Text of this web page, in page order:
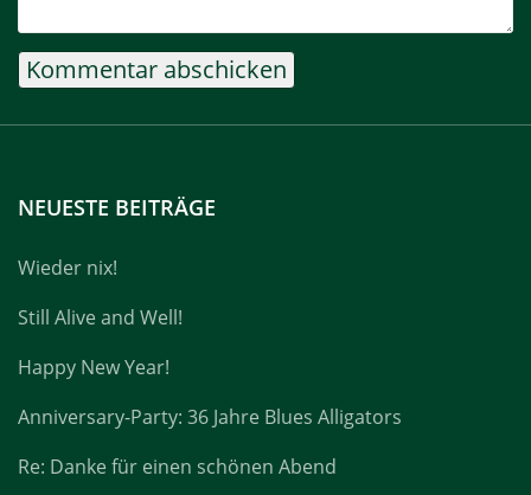
NEUESTE BEITRÄGE
Wieder nix!
Still Alive and Well!
Happy New Year!
Anniversary-Party: 36 Jahre Blues Alligators
Re: Danke für einen schönen Abend